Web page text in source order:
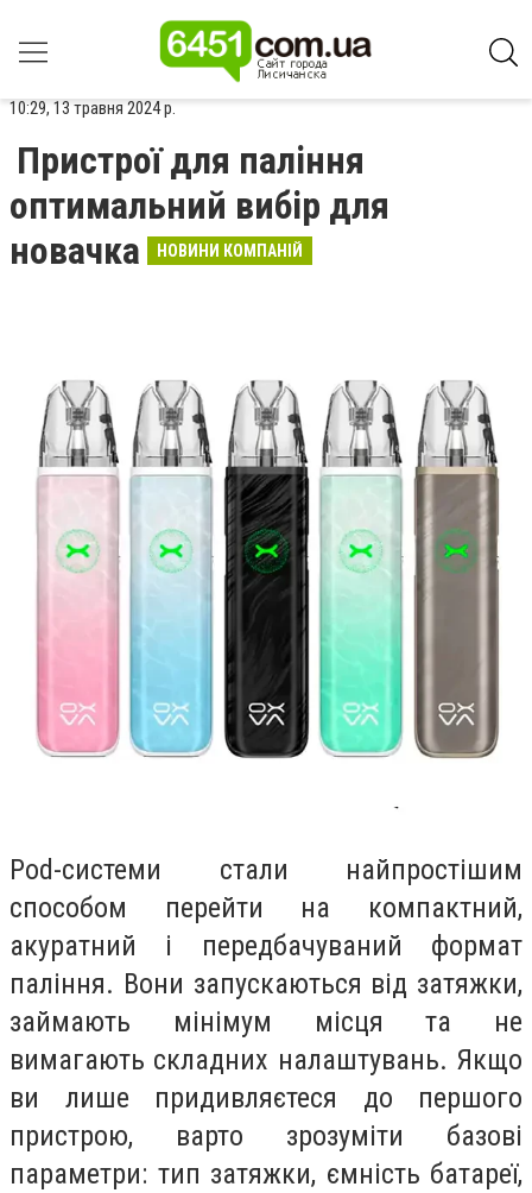
10:29, 13 травня 2024 р.
Пристрої для паління
оптимальний вибір для
новачка
НОВИНИ КОМПАНІЙ
Pod-системи стали найпростішим
способом перейти на компактний,
акуратний і передбачуваний формат
паління. Вони запускаються від затяжки,
займають мінімум місця та не
вимагають складних налаштувань. Якщо
ви лише придивляєтеся до першого
пристрою, варто зрозуміти базові
параметри: тип затяжки, ємність батареї,